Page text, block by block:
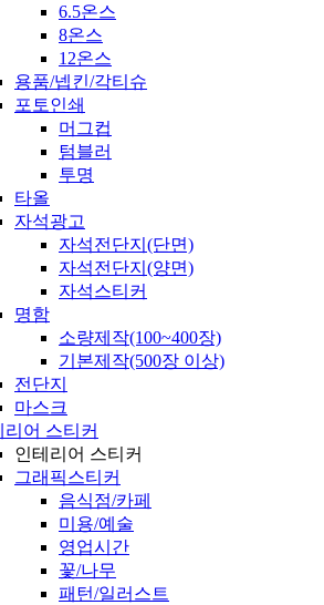
6.5온스
8온스
12온스
용품/넵킨/각티슈
포토인쇄
머그컵
텀블러
투명
타올
자석광고
자석전단지(단면)
자석전단지(양면)
자석스티커
명함
소량제작(100~400장)
기본제작(500장 이상)
전단지
마스크
리어 스티커
인테리어 스티커
그래픽스티커
음식점/카페
미용/예술
영업시간
꽃/나무
패턴/일러스트